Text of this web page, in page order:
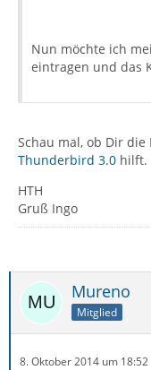
Nun möchte ich
eintragen und das
Schau mal, ob Dir die
Thunderbird 3.0 hilft.
HTH
Gruß Ingo
Mureno
Mitglied
8. Oktober 2014 um 18:52